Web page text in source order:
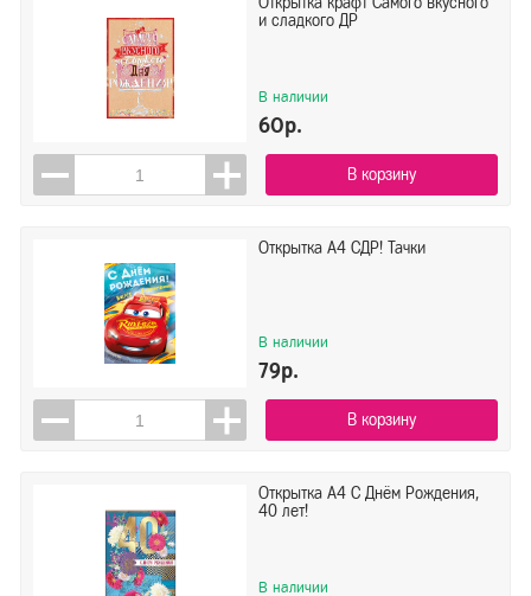
и сладкого ДР
В наличии
60р.
В корзину
Открытка А4 СДР! Тачки
В наличии
79р.
В корзину
Открытка А4 С Днём Рождения,
40 лет!
В наличии